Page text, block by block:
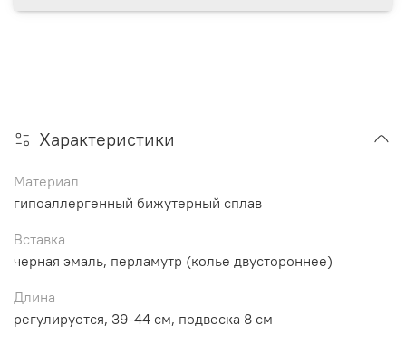
Характеристики
Материал
гипоаллергенный бижутерный сплав
Вставка
черная эмаль, перламутр (колье двустороннее)
Длина
регулируется, 39-44 см, подвеска 8 см